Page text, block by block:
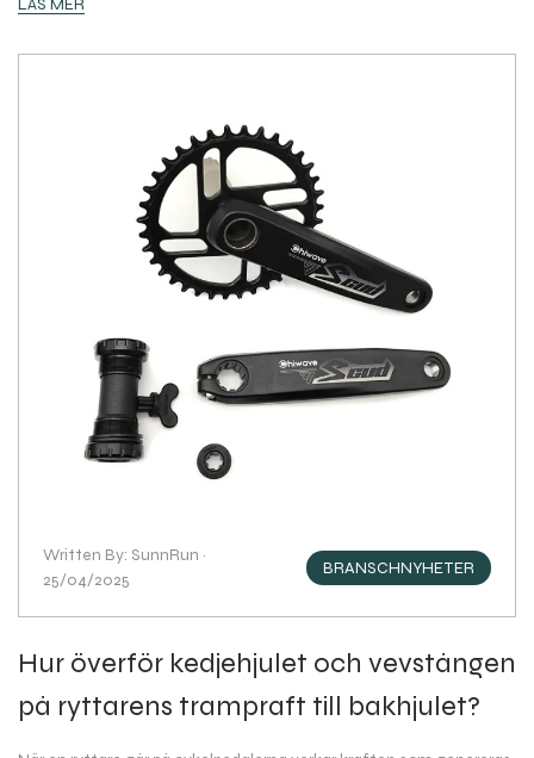
LÄS MER
Written By: SunnRun ·
25/04/2025
BRANSCHNYHETER
Hur överför kedjehjulet och vevstången
på ryttarens trampraft till bakhjulet?